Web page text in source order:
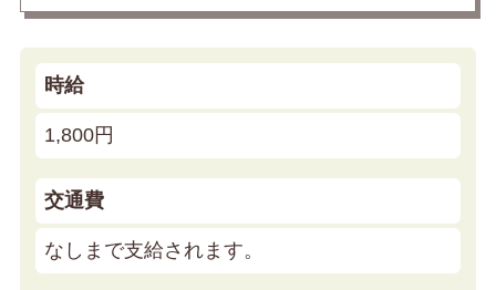
時給
1,800円
交通費
なしまで支給されます。